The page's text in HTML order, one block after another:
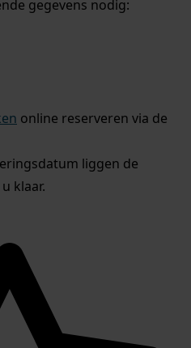
gegevens nodig:
online reserveren via de
liggen de
klaar.